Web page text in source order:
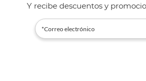
Y recibe descuentos y